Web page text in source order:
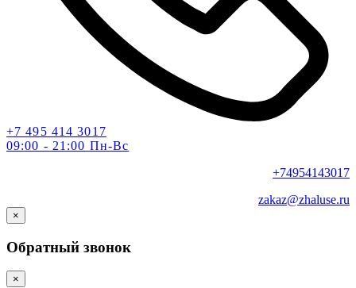
+7 495 414 3017
09:00 - 21:00 Пн-Вс
+74954143017
zakaz@zhaluse.ru
×
Обратный звонок
×